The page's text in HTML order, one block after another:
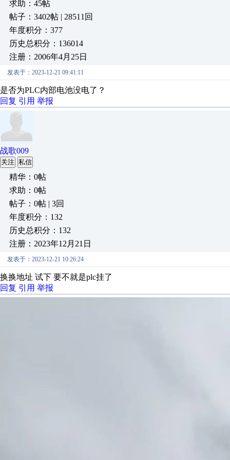
求助：45帖
帖子：3402帖 | 28511回
年度积分：377
历史总积分：136014
注册：2006年4月25日
发表于：2023-12-21 09:41:11
是否为PLC内部电池没电了？
回复 引用 举报
战歌009
关注 私信
精华：0帖
求助：0帖
帖子：0帖 | 3回
年度积分：132
历史总积分：132
注册：2023年12月21日
发表于：2023-12-21 10:26:24
换换地址 试下 要不就是plc挂了
回复 引用 举报